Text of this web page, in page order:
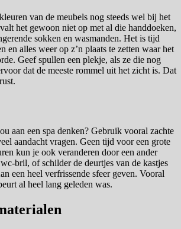
van de meubels nog steeds wel bij het
het gewoon niet op met al die handdoeken,
sokken en wasmanden. Het is tijd
en alles weer op z’n plaats te zetten waar het
Geef spullen een plekje, als ze die nog
dat de meeste rommel uit het zicht is. Dat
aan een spa denken? Gebruik vooral zachte
aandacht vragen. Geen tijd voor een grote
kun je ook veranderen door een ander
bril, of schilder de deurtjes van de kastjes
een heel verfrissende sfeer geven. Vooral
al heel lang geleden was.